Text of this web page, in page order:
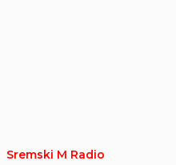
Sremski M Radio